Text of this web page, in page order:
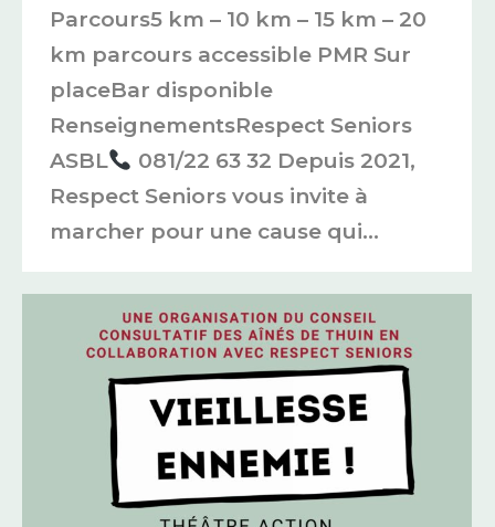
Parcours5 km – 10 km – 15 km – 20
km parcours accessible PMR Sur
placeBar disponible
RenseignementsRespect Seniors
ASBL
081/22 63 32 Depuis 2021,
Respect Seniors vous invite à
marcher pour une cause qui…